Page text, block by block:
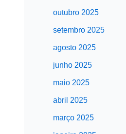
outubro 2025
setembro 2025
agosto 2025
junho 2025
maio 2025
abril 2025
março 2025